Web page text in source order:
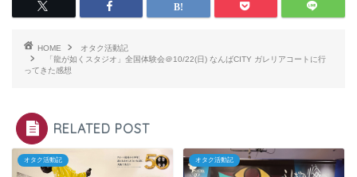
HOME
オタク活動記
「龍が如くスタジオ」全国体験会＠10/22(日) なんばCITY ガレリアコートに行
ってきた感想
RELATED POST
オタク活動記 オタク活動記